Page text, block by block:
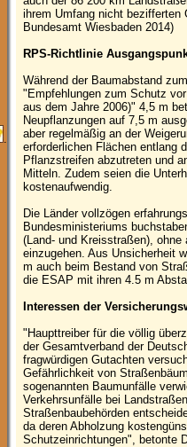
.
ihrem Umfang nicht
Bundesamt Wiesbaden 2014)
RPS-Richtlinie
Während der Baumabstand
"Empfehlungen zum Schutz
aus dem Jahre 2006)" 4,5 m
Neupflanzungen auf 7,5 m
aber regelmäßig an der
erforderlichen Flächen entlang
Pflanzstreifen abzutreten und
Mitteln. Zudem seien die
kostenaufwendig.
Die Länder vollzögen
Bundesministeriums
(Land- und Kreisstraßen),
einzugehen. Aus Unsicherheit
m auch beim Bestand von
die ESAP mit ihren 4.5 m
Interessen der
"Haupttreiber für die völlig
der Gesamtverband der
fragwürdigen Gutachten
Gefährlichkeit von
sogenannten Baumunfälle
Verkehrsunfälle bei
Straßenbaubehörden
da deren Abholzung
Schutzeinrichtungen", betonte